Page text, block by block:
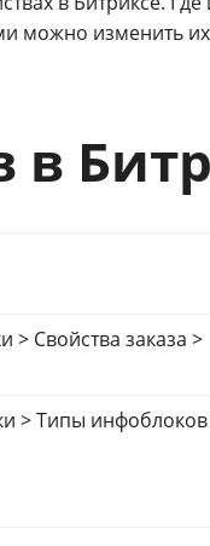
можно изменить
в
> Свойства заказа >
> Типы